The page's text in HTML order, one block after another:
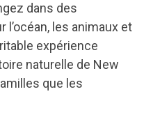
dans des
les animaux et
expérience
naturelle de New
que les